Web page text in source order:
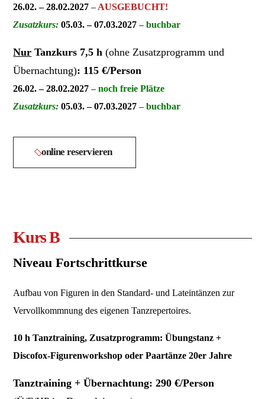
26.02. – 28.02.2027– AUSGEBUCHT!
Zusatzkurs: 05.03. – 07.03.2027– buchbar
Nur Tanzkurs 7,5 h (ohne Zusatzprogramm und
Übernachtung): 115 €/Person
26.02. – 28.02.2027– noch freie Plätze
Zusatzkurs: 05.03. – 07.03.2027– buchbar
online reservieren
Kurs B
Niveau Fortschrittkurse
Aufbau von Figuren in den Standard- und Lateintänzen zur
Vervollkommnung des eigenen Tanzrepertoires.
10 h Tanztraining, Zusatzprogramm: Übungstanz +
Discofox-Figurenworkshop oder Paartänze 20er Jahre
Tanztraining + Übernachtung: 290 €/Person